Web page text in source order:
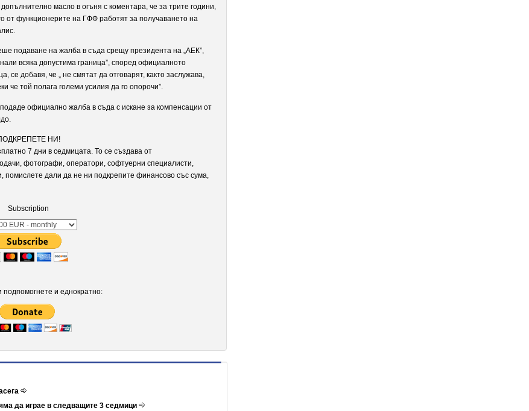
масло в огъня с коментара, че за трите години,
от функционерите на ГФФ работят за получаването на
подаване на жалба в съда срещу президента на „АЕК”,
всяка допустима граница”, според официалното
се добавя, че „ не смятат да отговарят, както заслужава,
че той полага големи усилия да го опорочи”.
официално жалба в съда с искане за компенсации от
НИ!
7 дни в седмицата. То се създава от
фотографи, оператори, софтуерни специалисти,
помислете дали да не ни подкрепите финансово със сума,
Subscription
подпомогнете и еднократно:
да играе в следващите 3 седмици